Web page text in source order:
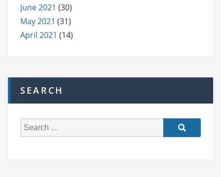
June 2021 (30)
May 2021 (31)
April 2021 (14)
SEARCH
e